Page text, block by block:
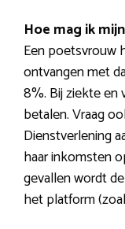
Hoe mag ik
Een poetsvrouw
ontvangen met
8%. Bij ziekte en
betalen. Vraag
Dienstverlening
haar inkomsten
gevallen wordt
het platform